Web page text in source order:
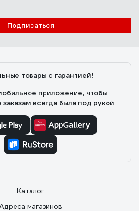
Подписаться
товары с гарантией!
приложение, чтобы
всегда была под рукой
Каталог
Адреса магазинов